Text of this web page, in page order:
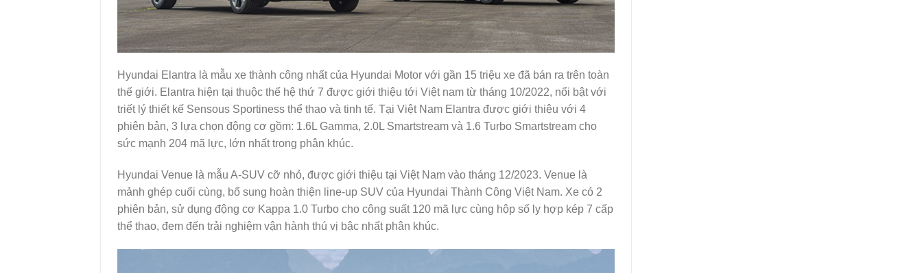
Hyundai Elantra là mẫu xe thành công nhất của Hyundai Motor với gần 15 triệu xe đã bán ra trên toàn
thế giới. Elantra hiện tại thuộc thế hệ thứ 7 được giới thiệu tới Việt nam từ tháng 10/2022, nổi bật với
triết lý thiết kế Sensous Sportiness thể thao và tinh tế. Tại Việt Nam Elantra được giới thiệu với 4
phiên bản, 3 lựa chọn động cơ gồm: 1.6L Gamma, 2.0L Smartstream và 1.6 Turbo Smartstream cho
sức mạnh 204 mã lực, lớn nhất trong phân khúc.
Hyundai Venue là mẫu A-SUV cỡ nhỏ, được giới thiệu tại Việt Nam vào tháng 12/2023. Venue là
mảnh ghép cuối cùng, bổ sung hoàn thiện line-up SUV của Hyundai Thành Công Việt Nam. Xe có 2
phiên bản, sử dụng động cơ Kappa 1.0 Turbo cho công suất 120 mã lực cùng hộp số ly hợp kép 7 cấp
thể thao, đem đến trải nghiệm vận hành thú vị bậc nhất phân khúc.